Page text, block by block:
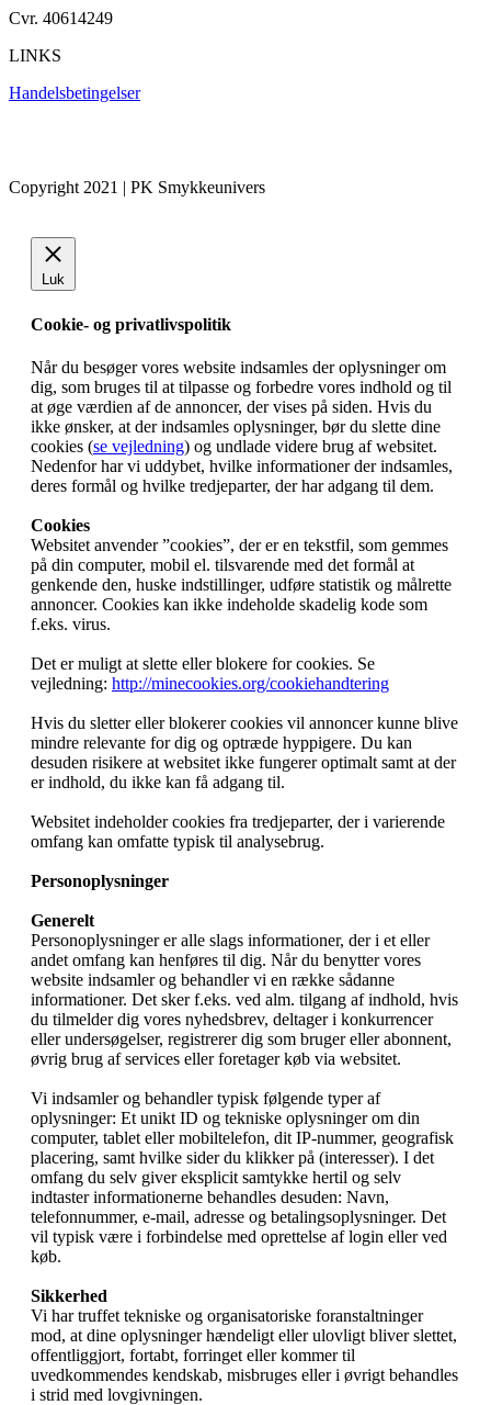
Cvr. 40614249
LINKS
Handelsbetingelser
Copyright 2021 | PK Smykkeunivers
Luk
Cookie- og privatlivspolitik
Når du besøger vores website indsamles der oplysninger om
dig, som bruges til at tilpasse og forbedre vores indhold og til
at øge værdien af de annoncer, der vises på siden. Hvis du
ikke ønsker, at der indsamles oplysninger, bør du slette dine
cookies (se vejledning) og undlade videre brug af websitet.
Nedenfor har vi uddybet, hvilke informationer der indsamles,
deres formål og hvilke tredjeparter, der har adgang til dem.
Cookies
Websitet anvender ”cookies”, der er en tekstfil, som gemmes
på din computer, mobil el. tilsvarende med det formål at
genkende den, huske indstillinger, udføre statistik og målrette
annoncer. Cookies kan ikke indeholde skadelig kode som
f.eks. virus.
Det er muligt at slette eller blokere for cookies. Se
vejledning: http://minecookies.org/cookiehandtering
Hvis du sletter eller blokerer cookies vil annoncer kunne blive
mindre relevante for dig og optræde hyppigere. Du kan
desuden risikere at websitet ikke fungerer optimalt samt at der
er indhold, du ikke kan få adgang til.
Websitet indeholder cookies fra tredjeparter, der i varierende
omfang kan omfatte typisk til analysebrug.
Personoplysninger
Generelt
Personoplysninger er alle slags informationer, der i et eller
andet omfang kan henføres til dig. Når du benytter vores
website indsamler og behandler vi en række sådanne
informationer. Det sker f.eks. ved alm. tilgang af indhold, hvis
du tilmelder dig vores nyhedsbrev, deltager i konkurrencer
eller undersøgelser, registrerer dig som bruger eller abonnent,
øvrig brug af services eller foretager køb via websitet.
Vi indsamler og behandler typisk følgende typer af
oplysninger: Et unikt ID og tekniske oplysninger om din
computer, tablet eller mobiltelefon, dit IP-nummer, geografisk
placering, samt hvilke sider du klikker på (interesser). I det
omfang du selv giver eksplicit samtykke hertil og selv
indtaster informationerne behandles desuden: Navn,
telefonnummer, e-mail, adresse og betalingsoplysninger. Det
vil typisk være i forbindelse med oprettelse af login eller ved
køb.
Sikkerhed
Vi har truffet tekniske og organisatoriske foranstaltninger
mod, at dine oplysninger hændeligt eller ulovligt bliver slettet,
offentliggjort, fortabt, forringet eller kommer til
uvedkommendes kendskab, misbruges eller i øvrigt behandles
i strid med lovgivningen.